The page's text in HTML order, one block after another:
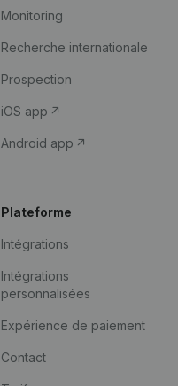
Monitoring
Recherche internationale
Prospection
iOS app
Android app
Plateforme
Intégrations
Intégrations
personnalisées
Expérience de paiement
Contact